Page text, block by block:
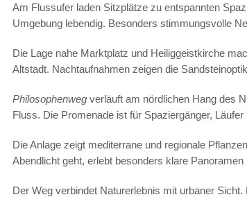
Am Flussufer laden Sitzplätze zu entspannten
Umgebung lebendig. Besonders stimmungsvolle
Die Lage nahe Marktplatz und Heiliggeistkirche
Altstadt. Nachtaufnahmen zeigen die
Philosophenweg verläuft am nördlichen Hang des
Fluss. Die Promenade ist für Spaziergänger,
Die Anlage zeigt mediterrane und regionale
Abendlicht geht, erlebt besonders klare
Der Weg verbindet Naturerlebnis mit urbaner